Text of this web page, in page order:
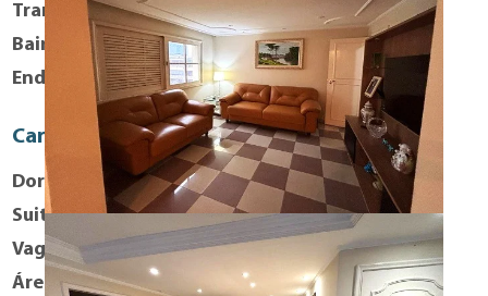
Transação Compra
Bairro Higienopolis
Endereço Avenida: Higienópolis
Caracteristicas Fisicas
Dormitórios 2
Suites 1
Vaga
Área útil 130 m²